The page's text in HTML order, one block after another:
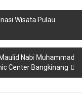
Wisata Pulau
Nabi Muhammad
Center Bangkinang